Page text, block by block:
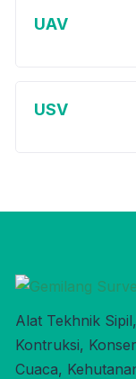
peralatan survey
UAV
USV
Alat Tekhnik
Kontruksi,
Cuaca,